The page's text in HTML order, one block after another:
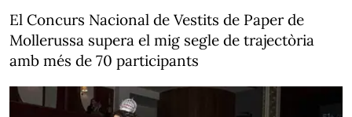
El Concurs Nacional de Vestits de Paper de
Mollerussa supera el mig segle de trajectòria
amb més de 70 participants